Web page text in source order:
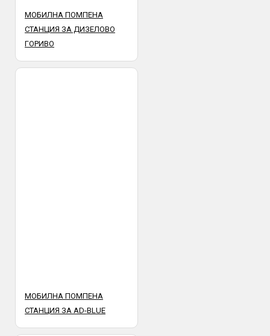
МОБИЛНА ПОМПЕНА
СТАНЦИЯ ЗА ДИЗЕЛОВО
ГОРИВО
МОБИЛНА ПОМПЕНА
СТАНЦИЯ ЗА AD-BLUE